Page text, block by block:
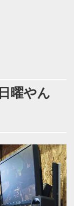
曜やん